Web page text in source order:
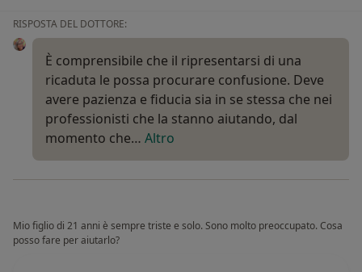
RISPOSTA DEL DOTTORE:
È comprensibile che il ripresentarsi di una
ricaduta le possa procurare confusione. Deve
avere pazienza e fiducia sia in se stessa che nei
professionisti che la stanno aiutando, dal
momento che… Altro
Mio figlio di 21 anni è sempre triste e solo. Sono molto preoccupato. Cosa
posso fare per aiutarlo?